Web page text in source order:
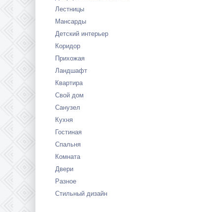
Лестницы
Мансарды
Детский интерьер
Коридор
Прихожая
Ландшафт
Квартира
Свой дом
Санузел
Кухня
Гостиная
Спальня
Комната
Двери
Разное
Стильный дизайн